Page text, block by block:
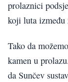
prolaznici
koji luta između
Tako da
kamen u
da Sunčev